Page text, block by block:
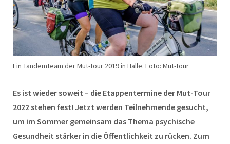
Ein Tandemteam der Mut-Tour 2019 in Halle. Foto: Mut-Tour
Es ist wieder soweit – die Etappentermine der Mut-Tour
2022 stehen fest! Jetzt werden Teilnehmende gesucht,
um im Sommer gemeinsam das Thema psychische
Gesundheit stärker in die Öffentlichkeit zu rücken. Zum